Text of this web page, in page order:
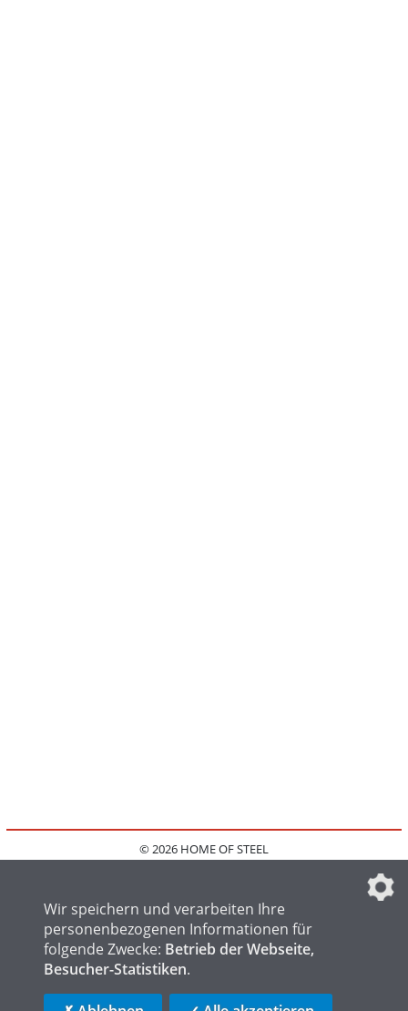
© 2026 HOME OF STEEL
IMPRESSUM
FAQ
DATENSCHUTZEINSTELLUNGEN
HOME OF LOGISTICS
Wir speichern und verarbeiten Ihre
personenbezogenen Informationen für
folgende Zwecke: Betrieb der Webseite,
Besucher-Statistiken.